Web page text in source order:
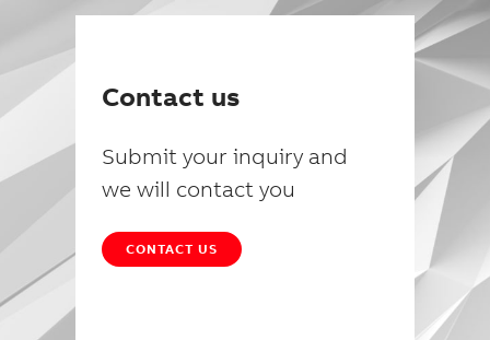
Contact us
Submit your inquiry and
we will contact you
CONTACT US